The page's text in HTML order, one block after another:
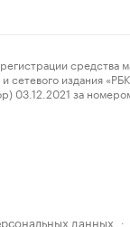
средства
издания
03.12.2021 за
данных ·